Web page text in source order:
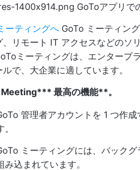
1400x914.png GoToアプリで
ーティングへ GoTo ミーティン
、リモート IT アクセスなどのソ
ミーティングは、エンタープ
で、大企業に適しています。
Meeting*** 最高の機能**。
管理者アカウントを 1 つ作
。
ミーティングには、バック
み込まれています。